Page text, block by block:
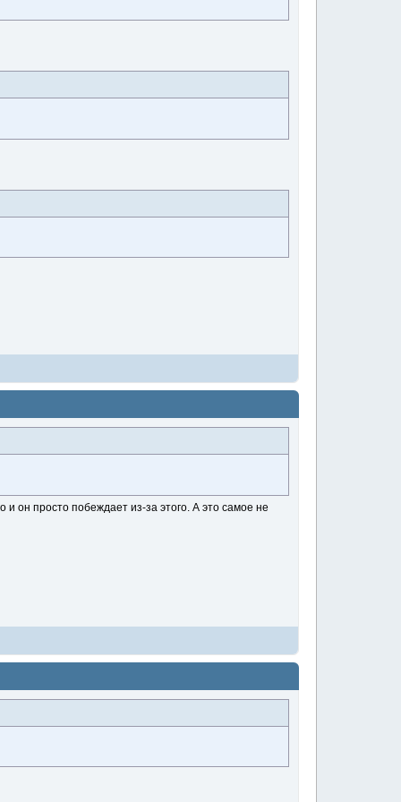
и он просто побеждает из-за этого. А это самое не